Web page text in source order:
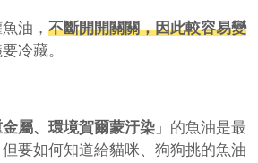
油， 不斷開開關關，因此較容易變
冷藏。
屬、環境賀爾蒙汙染 」的魚油是最
但要如何知道給貓咪、狗狗挑的魚油